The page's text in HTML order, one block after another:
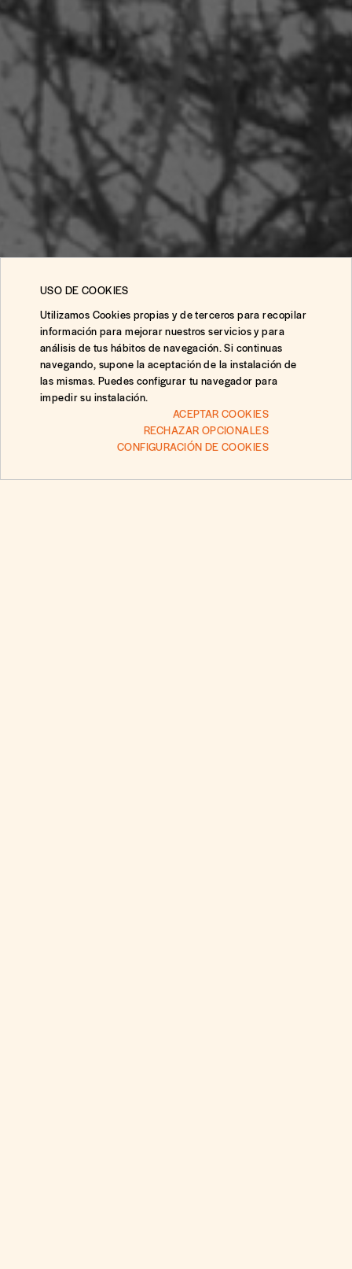
Mantente al día
con nuestra
newsletter.
Preguntas
USO DE COOKIES
Utilizamos Cookies propias y de terceros para recopilar
información para mejorar nuestros servicios y para
análisis de tus hábitos de navegación. Si continuas
navegando, supone la aceptación de la instalación de
las mismas. Puedes configurar tu navegador para
impedir su instalación.
ACEPTAR COOKIES
RECHAZAR OPCIONALES
CONFIGURACIÓN DE COOKIES